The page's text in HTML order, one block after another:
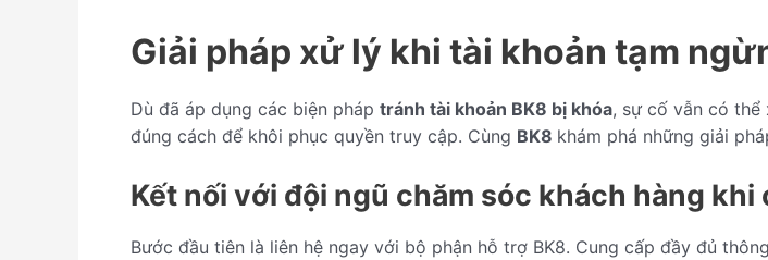
Giải pháp xử lý khi tài khoản tạm
Dù đã áp dụng các biện pháp tránh tài khoản BK8 bị khóa, sự cố vẫn có thể
đúng cách để khôi phục quyền truy cập. Cùng BK8 khám phá những giải
Kết nối với đội ngũ chăm sóc khách hàng khi
Bước đầu tiên là liên hệ ngay với bộ phận hỗ trợ BK8. Cung cấp đầy đủ